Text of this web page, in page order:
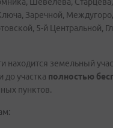
Заречной,
5-й Центральной,
находится земельный
до участка полностью
пунктов.